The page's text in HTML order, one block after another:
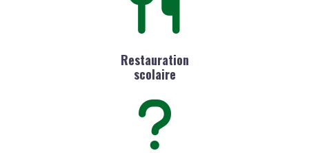
Restauration
scolaire